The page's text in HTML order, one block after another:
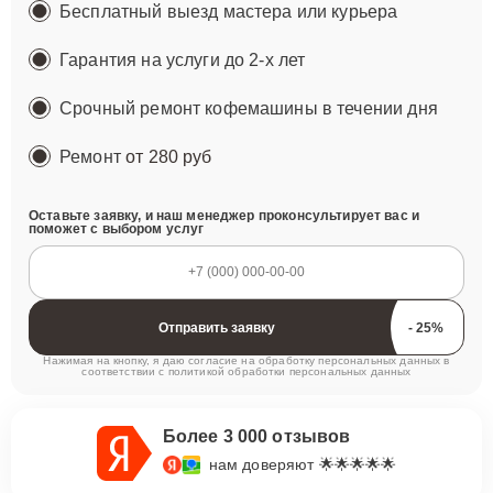
Бесплатный выезд мастера или курьера
Гарантия на услуги до 2-х лет
Срочный ремонт кофемашины в течении дня
Ремонтот 280 руб
Оставьте заявку, и наш менеджер проконсультирует вас и
поможет с выбором услуг
Отправить заявку
Нажимая на кнопку, я даю согласие на обработку персональных данных в
соответствии с политикой обработки персональных данных
Более 3 000 отзывов
нам доверяют 🌟🌟🌟🌟🌟